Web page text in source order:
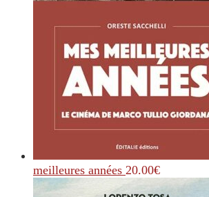
meilleures années 20.00€